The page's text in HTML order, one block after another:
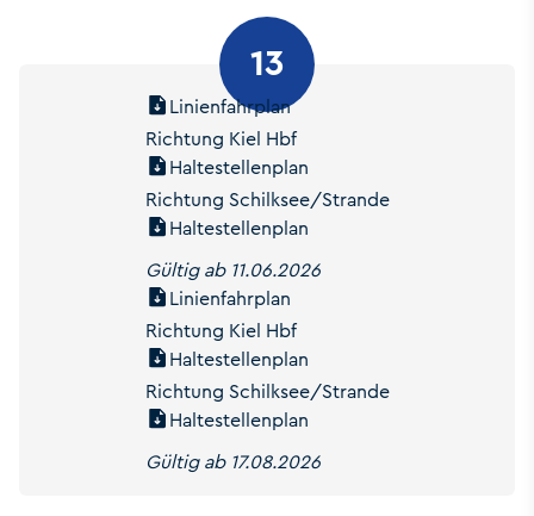
13
Linienfahrplan
Richtung Kiel Hbf
Haltestellenplan
Richtung Schilksee/Strande
Haltestellenplan
Gültig ab 11.06.2026
Linienfahrplan
Richtung Kiel Hbf
Haltestellenplan
Richtung Schilksee/Strande
Haltestellenplan
Gültig ab 17.08.2026